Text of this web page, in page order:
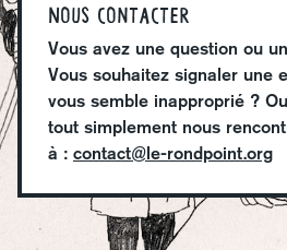
Nous contacter
Vous avez une question ou
Vous souhaitez signaler une
vous semble inapproprié ?
tout simplement nous
à : contact@le-rondpoint.org